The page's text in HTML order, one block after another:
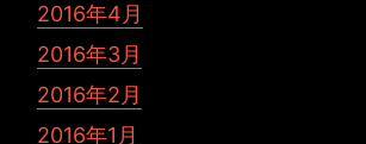
2016年4月
2016年3月
2016年2月
2016年1月